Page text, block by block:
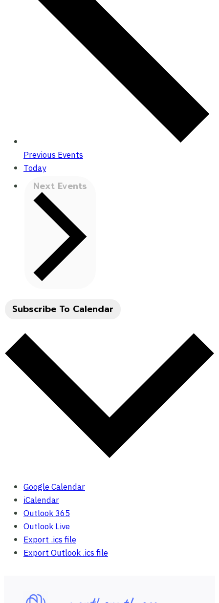
PreviousEvents
Today
Next Events
Subscribe To Calendar
Google Calendar
iCalendar
Outlook 365
Outlook Live
Export .ics file
Export Outlook .ics file